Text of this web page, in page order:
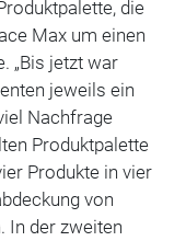
die
Max um einen
„Bis jetzt war
jeweils ein
Nachfrage
Produktpalette
Produkte in vier
von
In der zweiten